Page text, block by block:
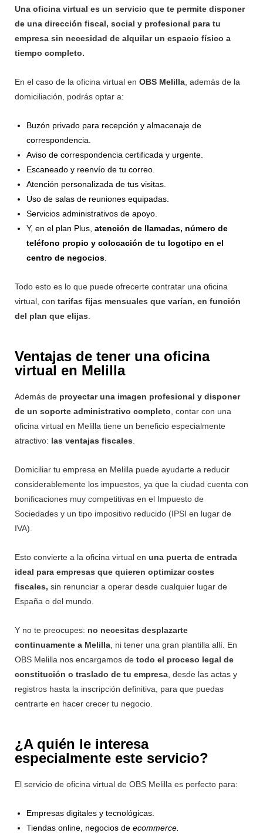
Una oficina virtual es un servicio que te permite disponer
de una dirección fiscal, social y profesional para tu
empresa sin necesidad de alquilar un espacio físico a
tiempo completo.
En el caso de la oficina virtual en OBS Melilla , además de la
domiciliación, podrás optar a:
Buzón privado para recepción y almacenaje de
correspondencia.
Aviso de correspondencia certificada y urgente.
Escaneado y reenvío de tu correo.
Atención personalizada de tus visitas.
Uso de salas de reuniones equipadas.
Servicios administrativos de apoyo.
Y, en el plan Plus, atención de llamadas, número de
teléfono propio y colocación de tu logotipo en el
centro de negocios
Todo esto es lo que puede ofrecerte contratar una oficina
virtual, con tarifas fijas mensuales que varían, en función
del plan que elijas
Ventajas de tener una oficina
virtual en Melilla
Además de proyectar una imagen profesional y disponer
de un soporte administrativo completo , contar con una
oficina virtual en Melilla tiene un beneficio especialmente
atractivo: las ventajas fiscales
Domiciliar tu empresa en Melilla puede ayudarte a reducir
considerablemente los impuestos, ya que la ciudad cuenta con
bonificaciones muy competitivas en el Impuesto de
Sociedades y un tipo impositivo reducido (IPSI en lugar de
IVA).
Esto convierte a la oficina virtual en una puerta de entrada
ideal para empresas que quieren optimizar costes
fiscales, sin renunciar a operar desde cualquier lugar de
España o del mundo.
Y no te preocupes: no necesitas desplazarte
continuamente a Melilla , ni tener una gran plantilla allí. En
OBS Melilla nos encargamos de todo el proceso legal de
constitución o traslado de tu empresa , desde las actas y
registros hasta la inscripción definitiva, para que puedas
centrarte en hacer crecer tu negocio.
¿A quién le interesa
especialmente este servicio?
El servicio de oficina virtual de OBS Melilla es perfecto para:
Empresas digitales y tecnológicas.
Tiendas online, negocios de ecommerce.